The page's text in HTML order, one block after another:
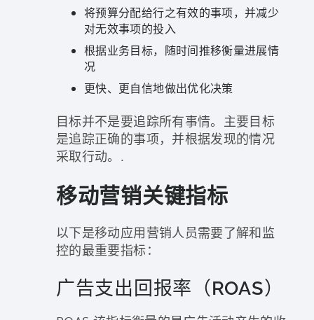
将预算分配给行之有效的事项，并减少
对无效事项的投入
根据业务目标，随时间推移衡量进展情
况
更快、更自信地做出优化决策
目标并不是要追踪所有事情。主要目标
是追踪正确的事项，并根据发现的情况
采取行动。.
移动营销关键指标
以下是移动应用营销人员需要了解和监
控的最重要指标：
广告支出回报率（ROAS）